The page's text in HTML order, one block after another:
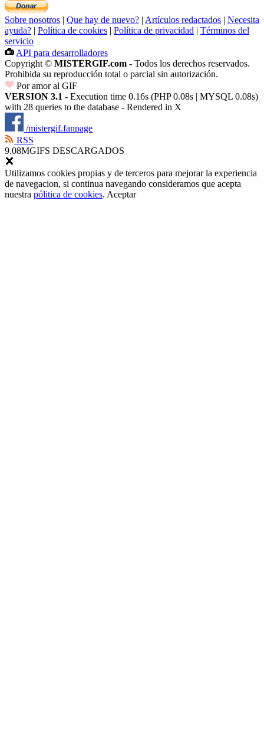
Sobre nosotros | Que hay de nuevo? | Artículos redactados | Necesita
ayuda? | Política de cookies | Política de privacidad | Términos del
servicio
API para desarrolladores
Copyright © MISTERGIF.com - Todos los derechos reservados.
Prohibida su reproducción total o parcial sin autorización.
Por amor al GIF
VERSION 3.1 - Execution time 0.16s (PHP 0.08s | MYSQL 0.08s)
with 28 queries to the database - Rendered in X
/mistergif.fanpage
RSS
9.08MGIFS DESCARGADOS
Utilizamos cookies propias y de terceros para mejorar la experiencia
de navegacion, si continua navegando consideramos que acepta
nuestra pólitica de cookies. Aceptar